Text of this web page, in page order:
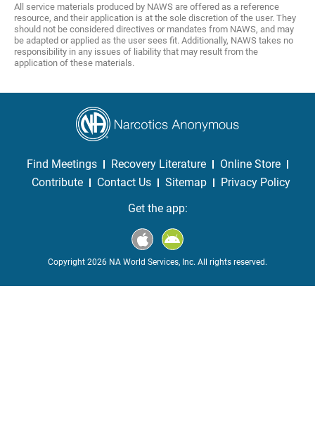
All service materials produced by NAWS are offered as a reference
resource, and their application is at the sole discretion of the user. They
should not be considered directives or mandates from NAWS, and may
be adapted or applied as the user sees fit. Additionally, NAWS takes no
responsibility in any issues of liability that may result from the
application of these materials.
Find Meetings Recovery Literature
Online Store
Contribute
Contact Us Sitemap
Privacy Policy
Get the app:
Copyright 2026 NA World Services, Inc. All rights reserved.